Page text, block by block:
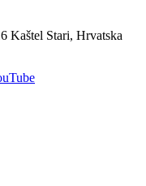
Kaštel Stari, Hrvatska